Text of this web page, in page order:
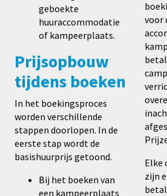
geboekte
huuraccommodatie
of kampeerplaats.
Prijsopbouw
tijdens boeken
In het boekingsproces
worden verschillende
stappen doorlopen. In de
eerste stap wordt de
basishuurprijs getoond.
Bij het boeken van
een kampeerplaats
voor
Elke
zijn